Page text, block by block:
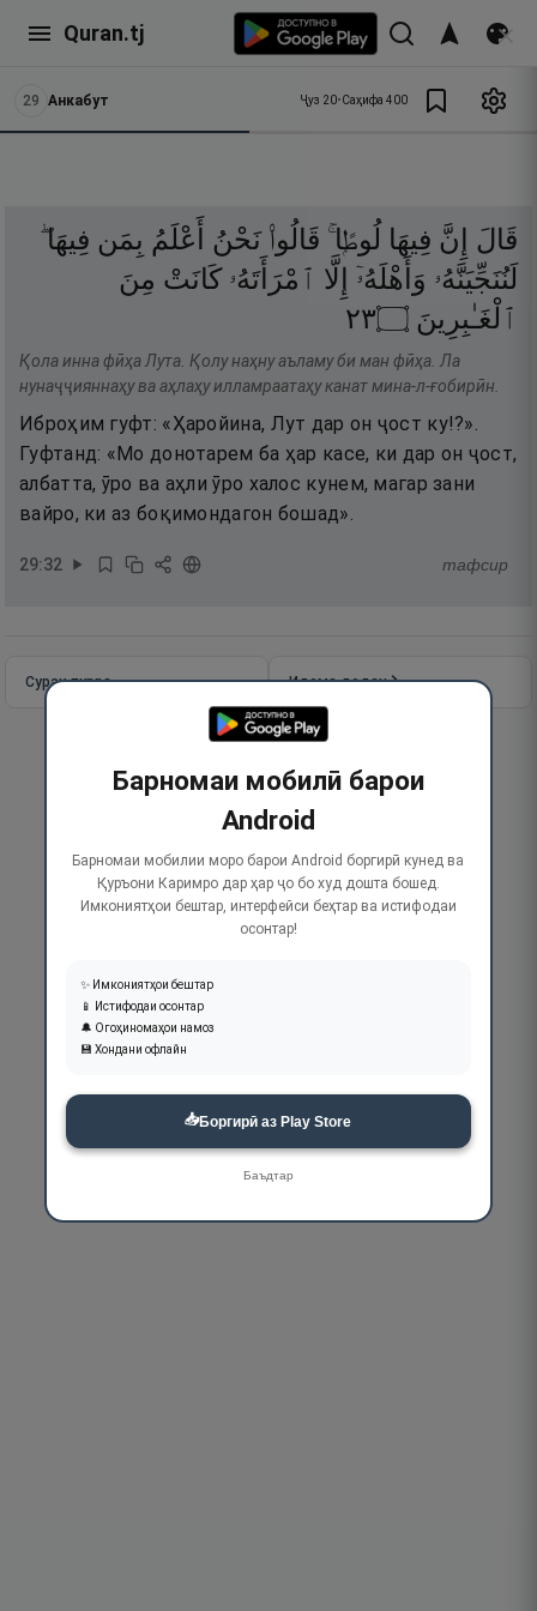
Quran.tj
29 Анкабут Ҷуз 20•Саҳифа 400
قَالَ إِنَّ فِيهَا لُوطًۭا ۚ قَالُوا۟ نَحْنُ أَعْلَمُ بِمَن فِيهَا ۖ
لَنُنَجِّيَنَّهُۥ وَأَهْلَهُۥٓ إِلَّا ٱمْرَأَتَهُۥ كَانَتْ مِنَ
ٱلْغَـٰبِرِينَ ۝٣٢
Қола инна фӣҳа Лута. Қолу наҳну аъламу би ман фӣҳа. Ла
нунаҷҷияннаҳу ва аҳлаҳу илламраатаҳу канат мина-л-ғобирӣн.
Иброҳим гуфт: «Ҳаройина, Лут дар он ҷост ку!?».
Гуфтанд: «Мо донотарем ба ҳар касе, ки дар он ҷост,
албатта, ӯро ва аҳли ӯро халос кунем, магар зани
вайро, ки аз боқимондагон бошад».
29:32 тафсир
Сураи пурра Идома додан
Барномаи мобилӣ барои
Android
Барномаи мобилии моро барои Android боргирӣ кунед ва
Қуръони Каримро дар ҳар ҷо бо худ дошта бошед.
Имкониятҳои бештар, интерфейси беҳтар ва истифодаи
осонтар!
✨ Имкониятҳои бештар
📱 Истифодаи осонтар
🔔 Огоҳиномаҳои намоз
💾 Хондани офлайн
📥Боргирӣ аз Play Store
Баъдтар